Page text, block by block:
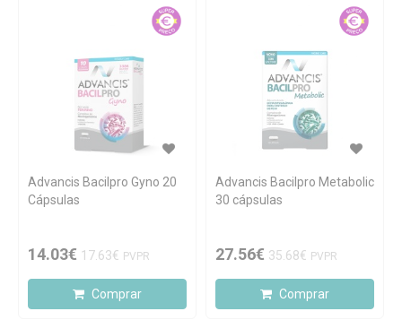
Advancis Bacilpro Gyno 20
Cápsulas
14.03€ 17.63€ PVPR
Comprar
Advancis Bacilpro Metabolic
30 cápsulas
27.56€ 35.68€ PVPR
Comprar